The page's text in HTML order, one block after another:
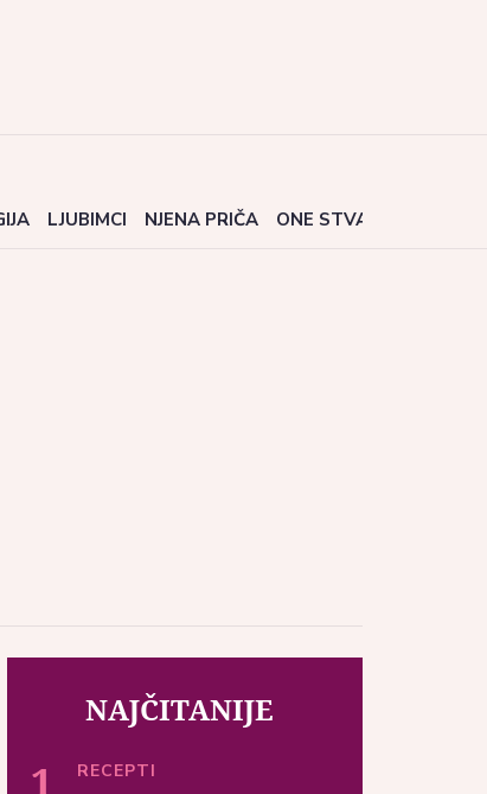
LJUBIMCI NJENA PRIČA ONE STVARI
NAJČITANIJE
RECEPTI